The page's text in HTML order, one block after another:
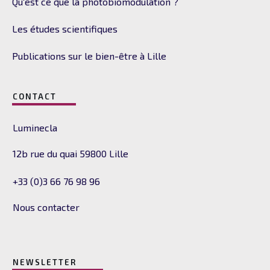
Les études scientifiques
Publications sur le bien-être à Lille
CONTACT
Luminecla
12b rue du quai 59800 Lille
+33 (0)3 66 76 98 96
Nous contacter
NEWSLETTER